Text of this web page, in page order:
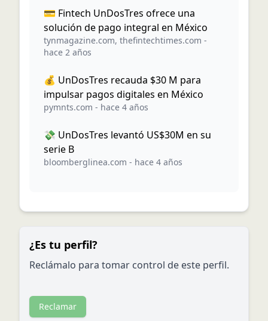
💳 Fintech UnDosTres ofrece una
solución de pago integral en México
tynmagazine.com, thefintechtimes.com -
hace 2 años
💰 UnDosTres recauda $30 M para
impulsar pagos digitales en México
pymnts.com - hace 4 años
💸 UnDosTres levantó US$30M en su
serie B
bloomberglinea.com - hace 4 años
¿Es tu perfil?
Reclámalo para tomar control de este perfil.
Reclamar